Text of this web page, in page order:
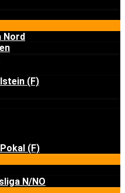
Nord
(F)
(F)
N/NO